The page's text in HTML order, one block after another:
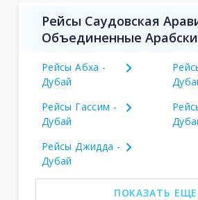
Рейсы Саудовская
Объединенные
Рейсы Абха -
Дубай
Рейсы Гассим -
Дубай
Рейсы Джидда -
Дубай
ПОКАЗАТЬ ЕЩЕ